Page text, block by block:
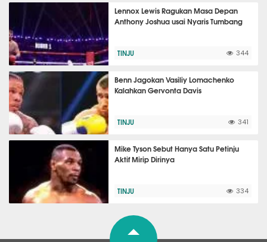
Lennox Lewis Ragukan Masa Depan
Anthony Joshua usai Nyaris Tumbang
TINJU 344
Benn Jagokan Vasiliy Lomachenko
Kalahkan Gervonta Davis
TINJU 341
Mike Tyson Sebut Hanya Satu Petinju
Aktif Mirip Dirinya
TINJU 334